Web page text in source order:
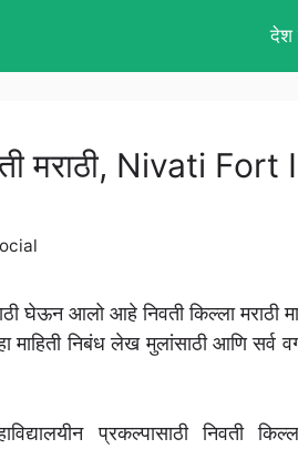
देश
मराठी, Nivati
घेऊन आलो आहे निवती किल्ला
निबंध लेख मुलांसाठी आणि सर्व
प्रकल्पासाठी निवती